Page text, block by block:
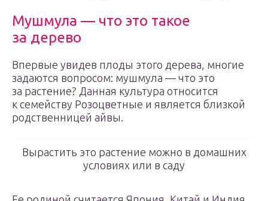
Мушмула — что это такое
за дерево
Впервые увидев плоды этого дерева, многие
задаются вопросом: мушмула — что это
за растение? Данная культура относится
к семейству Розоцветные и является близкой
родственницей айвы.
Вырастить это растение можно в домашних
условиях или в саду